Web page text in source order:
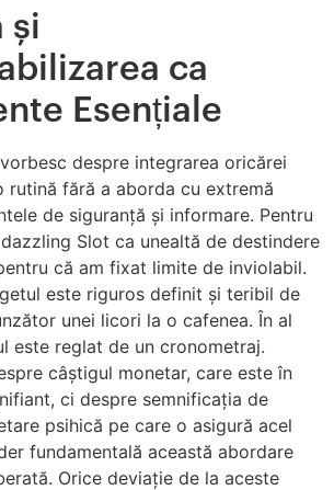
și
ca
Esențiale
despre integrarea oricărei
fără a aborda cu extremă
de siguranță și informare. Pentru
Slot ca unealtă de destindere
că am fixat limite de inviolabil.
este riguros definit și teribil de
unei licori la o cafenea. În al
este reglat de un cronometraj.
câștigul monetar, care este în
ci despre semnificația de
psihică pe care o asigură acel
fundamentală această abordare
Orice deviație de la aceste